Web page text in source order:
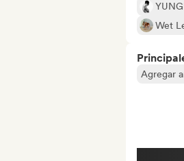
Wet
Agregar